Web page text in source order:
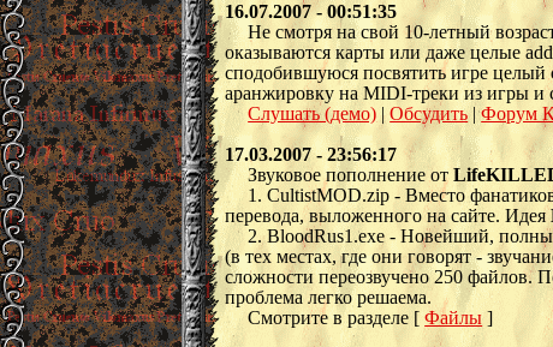
16.07.2007 - 00:51:35
Не смотря на свой 10-летный
оказываются карты или даже целые
сподобившуюся посвятить игре
аранжировку на MIDI-треки из игры
Слушать (демо) |Обсудить|Форум
17.03.2007 - 23:56:17
Звуковое пополнение от
1. CultistMOD.zip - Вместо
перевода, выложенного на сайте. Идея
2. BloodRus1.exe - Новейший,
(в тех местах, где они говорят -
сложности переозвучено 250 файлов.
проблема легко решаема.
Смотрите в разделе [Файлы]